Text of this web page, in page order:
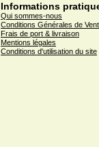
Informations
Qui sommes-nous
Conditions Générales de
Frais de port & livraison
Mentions légales
Conditions d'utilisation du site